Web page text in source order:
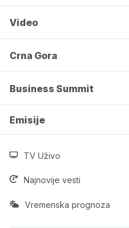
Video
Crna Gora
Business Summit
Emisije
TV Uživo
Najnovije vesti
Vremenska prognoza
još vesti